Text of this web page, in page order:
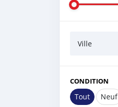
Ville
CONDITION
Tout Neuf